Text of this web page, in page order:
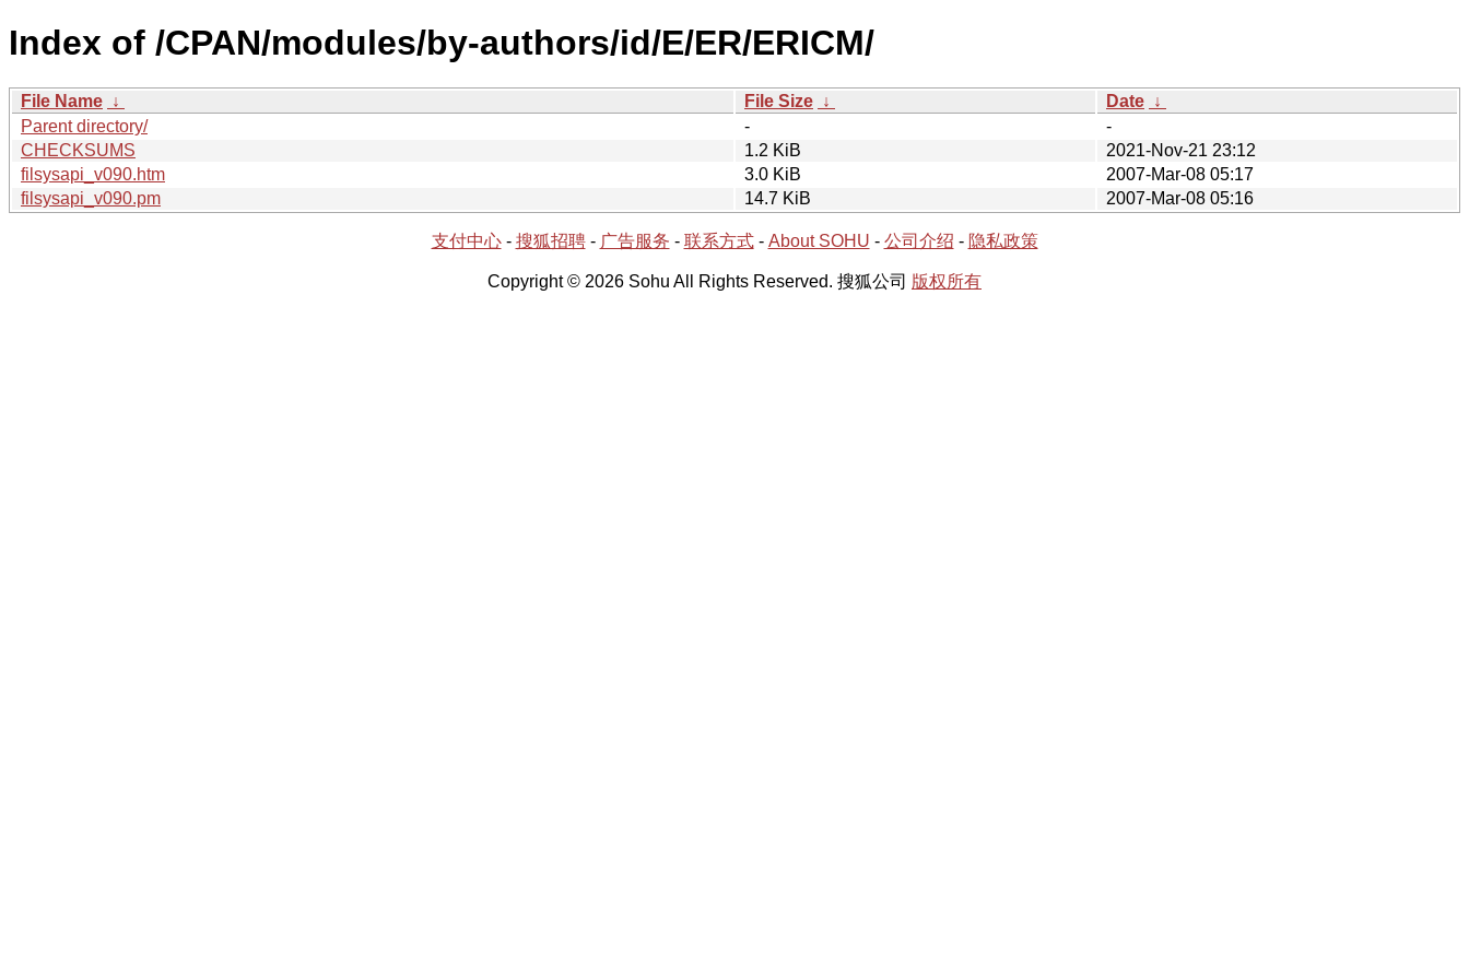
Index of /CPAN/modules/by-authors/id/E/ER/ERICM/
File Name ↓ File Size ↓ Date ↓
Parent directory/
-
-
CHECKSUMS
1.2 KiB
2021-Nov-21 23:12
filsysapi_v090.htm
3.0 KiB
2007-Mar-08 05:17
filsysapi_v090.pm
14.7 KiB 2007-Mar-08 05:16
支付中心- 搜狐招聘- 广告服务 - 联系方式- About SOHU - 公司介绍 - 隐私政策
Copyright © 2026 Sohu All Rights Reserved. 搜狐公司 版权所有